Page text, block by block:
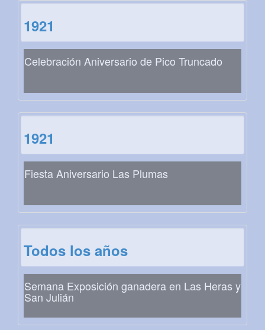
1921
Celebración Aniversario de Pico Truncado
1921
Fiesta Aniversario Las Plumas
Todos los años
Semana Exposición ganadera en Las Heras y
San Julián